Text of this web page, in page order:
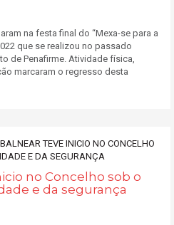
na festa final do “Mexa-se para a
que se realizou no passado
de Penafirme. Atividade física,
marcaram o regresso desta
no Concelho sob o
e da segurança